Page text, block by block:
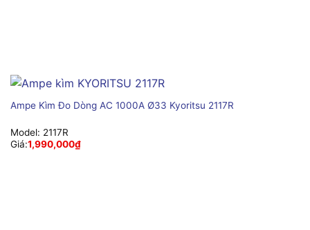
Ampe Kìm Đo Dòng AC 1000A Ø33 Kyoritsu 2117R
Model: 2117R
Giá:1,990,000₫